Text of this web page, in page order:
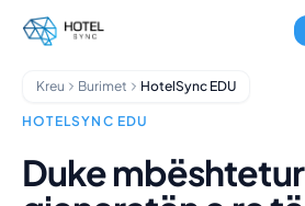
Kalo te përmbajtja kryesore
Menaxhimi i Pronave
Menaxheri i Kanaleve
Përpunimi i Pagesave
Qendra Shumëpronëshe
Aplikacioni i Pastrimit
Kreu Burimet HotelSync EDU
HOTELSYNC EDU
Duke mbështetur